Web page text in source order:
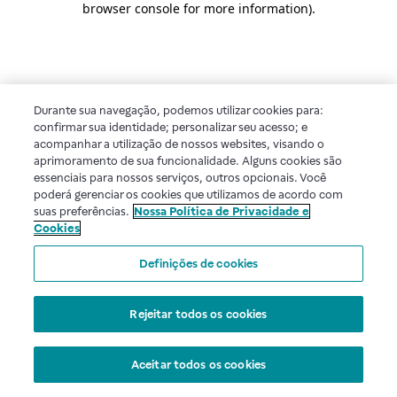
browser console for more information).
Durante sua navegação, podemos utilizar cookies para:
confirmar sua identidade; personalizar seu acesso; e
acompanhar a utilização de nossos websites, visando o
aprimoramento de sua funcionalidade. Alguns cookies são
essenciais para nossos serviços, outros opcionais. Você
poderá gerenciar os cookies que utilizamos de acordo com
suas preferências. Nossa Política de Privacidade e
Cookies
Definições de cookies
Rejeitar todos os cookies
Aceitar todos os cookies